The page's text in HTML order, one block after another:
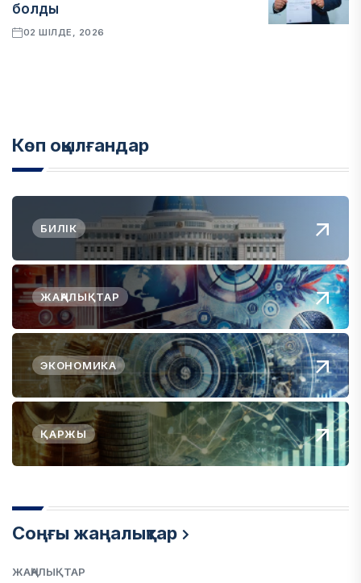
болды
02 ШІЛДЕ, 2026
Көп оқылғандар
БИЛІК
ЖАҢАЛЫҚТАР
ЭКОНОМИКА
ҚАРЖЫ
Соңғы жаңалықтар
ЖАҢАЛЫҚТАР